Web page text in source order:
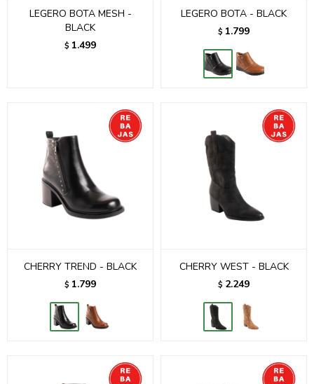
LEGERO BOTA MESH -
BLACK
$ 1.499
LEGERO BOTA - BLACK
$ 1.799
CHERRY TREND - BLACK
$ 1.799
CHERRY WEST - BLACK
$ 2.249